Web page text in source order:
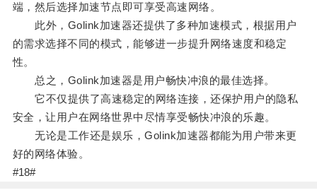
端，然后选择加速节点即可享受高速网络。
此外，Golink加速器还提供了多种加速模式，根据用户
的需求选择不同的模式，能够进一步提升网络速度和稳定
性。
总之，Golink加速器是用户畅快冲浪的最佳选择。
它不仅提供了高速稳定的网络连接，还保护用户的隐私
安全，让用户在网络世界中尽情享受畅快冲浪的乐趣。
无论是工作还是娱乐，Golink加速器都能为用户带来更
好的网络体验。
#18#